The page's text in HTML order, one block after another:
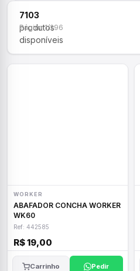
7103
produtos
disponíveis
Página 1/296
WORKER
ABAFADOR CONCHA WORKER
WK60
Ref: 442585
R$ 19,00
Carrinho Pedir